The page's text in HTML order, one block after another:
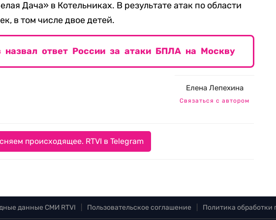
Дача» в Котельниках. В результате атак по области
в том числе двое детей.
назвал ответ России за атаки БПЛА на Москву
Елена Лепехина
Связаться с автором
происходящее. RTVI в Telegram
данные СМИ RTVI Пользовательское соглашение Политика